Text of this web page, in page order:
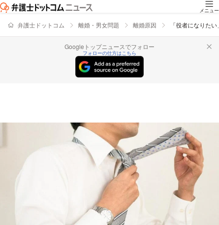
メニュー
弁護士ドットコム 離婚・男女問題 離婚原因 「役者になりた
Googleトップニュースでフォロー
フォローの仕方はこちら